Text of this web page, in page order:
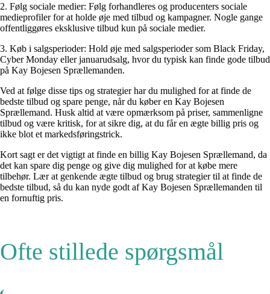
2. Følg sociale medier: Følg forhandleres og producenters sociale
medieprofiler for at holde øje med tilbud og kampagner. Nogle gange
offentliggøres eksklusive tilbud kun på sociale medier.
3. Køb i salgsperioder: Hold øje med salgsperioder som Black Friday,
Cyber ​​Monday eller januarudsalg, hvor du typisk kan finde gode tilbud
på Kay Bojesen Sprællemanden.
Ved at følge disse tips og strategier har du mulighed for at finde de
bedste tilbud og spare penge, når du køber en Kay Bojesen
Sprællemand. Husk altid at være opmærksom på priser, sammenligne
tilbud og være kritisk, for at sikre dig, at du får en ægte billig pris og
ikke blot et markedsføringstrick.
Kort sagt er det vigtigt at finde en billig Kay Bojesen Sprællemand, da
det kan spare dig penge og give dig mulighed for at købe mere
tilbehør. Lær at genkende ægte tilbud og brug strategier til at finde de
bedste tilbud, så du kan nyde godt af Kay Bojesen Sprællemanden til
en fornuftig pris.
Ofte stillede spørgsmål